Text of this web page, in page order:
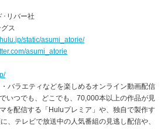
･リバー社
ス
static/asumi_atorie/
asumi_atorie
バラエティなどを楽しめるオンライン動画配信
いつでも、どこでも、70,000本以上の作品が見
を配信する「Huluプレミア」や、独自で製作す
、テレビで放送中の人気番組の見逃し配信や、